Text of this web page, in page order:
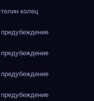
колец